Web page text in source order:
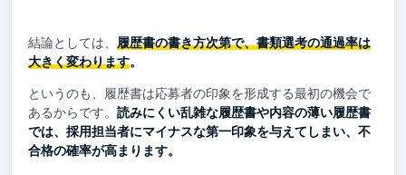
結論としては、 履歴書の書き方次第で、書類選考の通過率は
大きく変わります。
というのも、履歴書は応募者の印象を形成する最初の機会で
あるからです。 読みにくい乱雑な履歴書や内容の薄い履歴書
では、採用担当者にマイナスな第一印象を与えてしまい、不
合格の確率が高まります。